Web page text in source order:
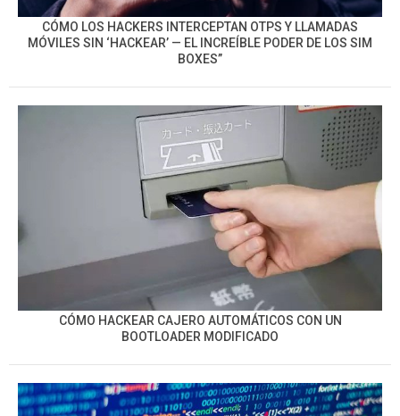
CÓMO LOS HACKERS INTERCEPTAN OTPS Y LLAMADAS
MÓVILES SIN ‘HACKEAR’ — EL INCREÍBLE PODER DE LOS SIM
BOXES”
CÓMO HACKEAR CAJERO AUTOMÁTICOS CON UN
BOOTLOADER MODIFICADO